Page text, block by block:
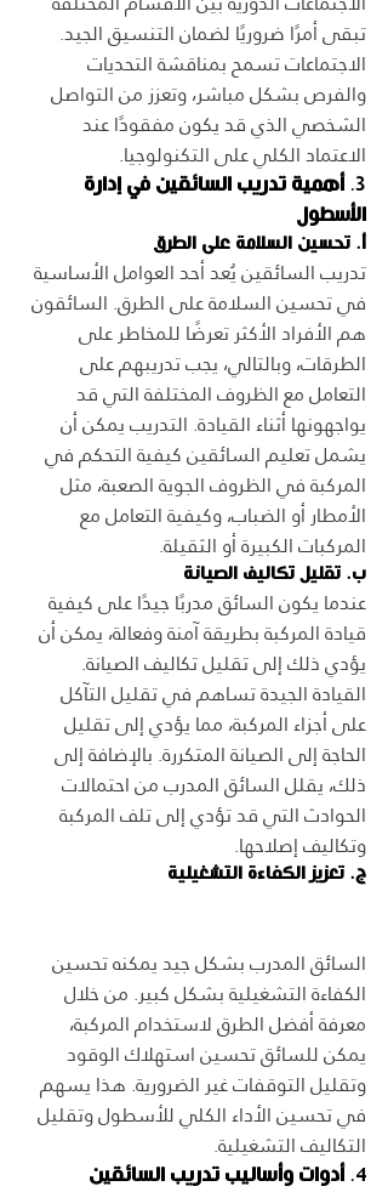
تبقى أمرًا ضروريًا لضمان التنسيق الجيد.
الاجتماعات تسمح بمناقشة التحديات
والفرص بشكل مباشر، وتعزز من التواصل
الشخصي الذي قد يكون مفقودًا عند
الاعتماد الكلي على التكنولوجيا.
3. أهمية تدريب السائقين في إدارة
الأسطول
أ. تحسين السلامة على الطرق
تدريب السائقين يُعد أحد العوامل الأساسية
في تحسين السلامة على الطرق. السائقون
هم الأفراد الأكثر تعرضًا للمخاطر على
الطرقات، وبالتالي، يجب تدريبهم على
التعامل مع الظروف المختلفة التي قد
يواجهونها أثناء القيادة. التدريب يمكن أن
يشمل تعليم السائقين كيفية التحكم في
المركبة في الظروف الجوية الصعبة، مثل
الأمطار أو الضباب، وكيفية التعامل مع
المركبات الكبيرة أو الثقيلة.
ب. تقليل تكاليف الصيانة
عندما يكون السائق مدربًا جيدًا على كيفية
قيادة المركبة بطريقة آمنة وفعالة، يمكن أن
يؤدي ذلك إلى تقليل تكاليف الصيانة.
القيادة الجيدة تساهم في تقليل التآكل
على أجزاء المركبة، مما يؤدي إلى تقليل
الحاجة إلى الصيانة المتكررة. بالإضافة إلى
ذلك، يقلل السائق المدرب من احتمالات
الحوادث التي قد تؤدي إلى تلف المركبة
وتكاليف إصلاحها.
ج. تعزيز الكفاءة التشغيلية
السائق المدرب بشكل جيد يمكنه تحسين
الكفاءة التشغيلية بشكل كبير. من خلال
معرفة أفضل الطرق لاستخدام المركبة،
يمكن للسائق تحسين استهلاك الوقود
وتقليل التوقفات غير الضرورية. هذا يسهم
في تحسين الأداء الكلي للأسطول وتقليل
التكاليف التشغيلية.
4. أدوات وأساليب تدريب السائقين